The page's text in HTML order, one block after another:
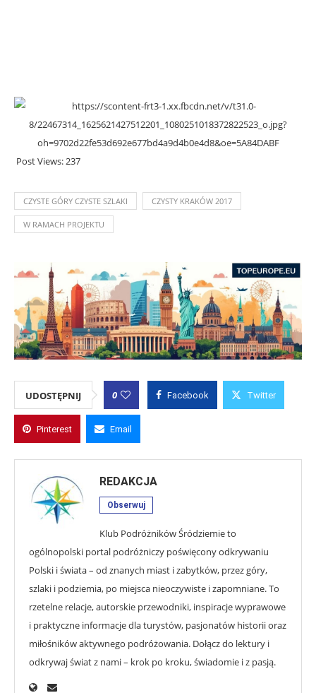
Post Views:237
CZYSTE GÓRY CZYSTE SZLAKI CZYSTY KRAKÓW 2017
W RAMACH PROJEKTU
UDOSTĘPNIJ 0 Facebook Twitter
Pinterest Email
REDAKCJA
Obserwuj
Klub Podróżników Śródziemie to
ogólnopolski portal podróżniczy poświęcony odkrywaniu
Polski i świata – od znanych miast i zabytków, przez góry,
szlaki i podziemia, po miejsca nieoczywiste i zapomniane. To
rzetelne relacje, autorskie przewodniki, inspiracje wyprawowe
i praktyczne informacje dla turystów, pasjonatów historii oraz
miłośników aktywnego podróżowania. Dołącz do lektury i
odkrywaj świat z nami – krok po kroku, świadomie i z pasją.